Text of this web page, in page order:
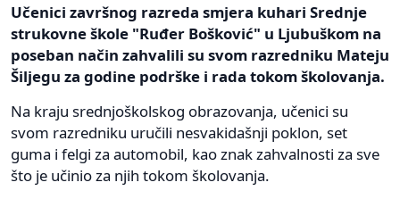
Učenici završnog razreda smjera kuhari Srednje
strukovne škole "Ruđer Bošković" u Ljubuškom na
poseban način zahvalili su svom razredniku Mateju
Šiljegu za godine podrške i rada tokom školovanja.
Na kraju srednjoškolskog obrazovanja, učenici su
svom razredniku uručili nesvakidašnji poklon, set
guma i felgi za automobil, kao znak zahvalnosti za sve
što je učinio za njih tokom školovanja.